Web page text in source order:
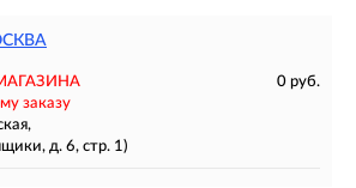
0 руб.
заказу
д. 6, стр. 1)